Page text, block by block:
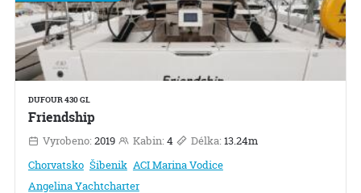
DUFOUR 430 GL
Friendship
Vyrobeno: 2019 Kabin: 4 Délka: 13.24m
Chorvatsko Šibenik ACI Marina Vodice
Angelina Yachtcharter